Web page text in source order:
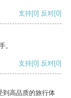
支持[0] 反对[0]
。
支持[0] 反对[0]
到高品质的旅行体